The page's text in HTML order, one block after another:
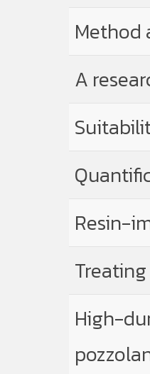
Method
A
Resin-
High-